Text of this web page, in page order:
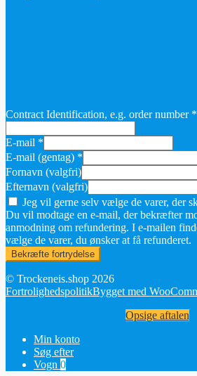
Contract Identification, e.g. order number *
E-mail *
E-mail (gentag) *
Fornavn (valgfri)
Efternavn (valgfri)
Jeg vil gerne selv vælge de varer, der
Du vil modtage en e-mail, der bekræfter
anmodning om refundering. I e-mailen
vælge de varer, du ønsker at få refunderet.
Bekræfte fortrydelse
© Trockeneis.shop 2026
FortrolighedspolitikBygget med
Opsige aftalen
Min konto
Søg efter
Vogn 0